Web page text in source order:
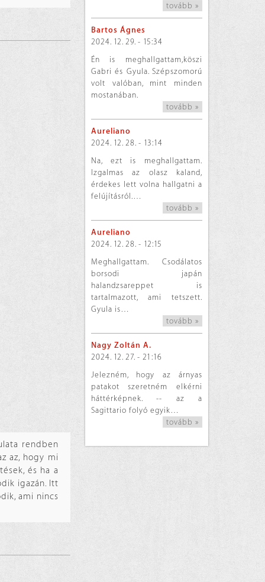
rendben
az, hogy mi
és ha a
igazán. Itt
ami nincs
tovább »
Bartos Ágnes
2024. 12. 29. - 15:34
Én is meghallgattam,köszi
Gabri és Gyula. Szépszomorú
volt valóban, mint minden
mostanában.
tovább »
Aureliano
2024. 12. 28. - 13:14
Na, ezt is meghallgattam.
Izgalmas az olasz kaland,
érdekes lett volna hallgatni a
felújításról.…
tovább »
Aureliano
2024. 12. 28. - 12:15
Meghallgattam. Csodálatos
borsodi japán
halandzsareppet is
tartalmazott, ami tetszett.
Gyula is…
tovább »
Nagy Zoltán A.
2024. 12. 27. - 21:16
Jelezném, hogy az árnyas
patakot szeretném elkérni
háttérképnek. -- az a
Sagittario folyó egyik…
tovább »